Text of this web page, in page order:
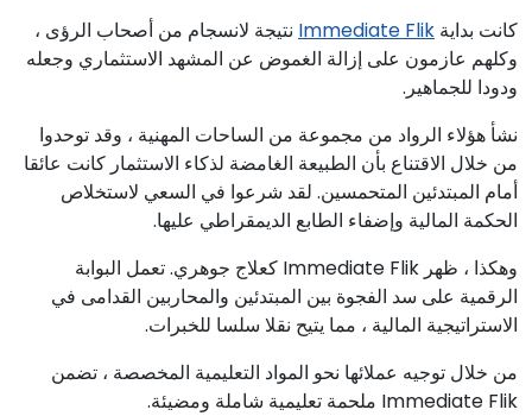
كانت بداية Immediate Flik نتيجة لانسجام من أصحاب الرؤى ،
وكلهم عازمون على إزالة الغموض عن المشهد الاستثماري وجعله
ودودا للجماهير.
نشأ هؤلاء الرواد من مجموعة من الساحات المهنية ، وقد توحدوا
من خلال الاقتناع بأن الطبيعة الغامضة لذكاء الاستثمار كانت عائقا
أمام المبتدئين المتحمسين. لقد شرعوا في السعي لاستخلاص
الحكمة المالية وإضفاء الطابع الديمقراطي عليها.
وهكذا ، ظهر Immediate Flik كعلاج جوهري. تعمل البوابة
الرقمية على سد الفجوة بين المبتدئين والمحاربين القدامى في
الاستراتيجية المالية ، مما يتيح نقلا سلسا للخبرات.
من خلال توجيه عملائها نحو المواد التعليمية المخصصة ، تضمن
Immediate Flik ملحمة تعليمية شاملة ومضيئة.